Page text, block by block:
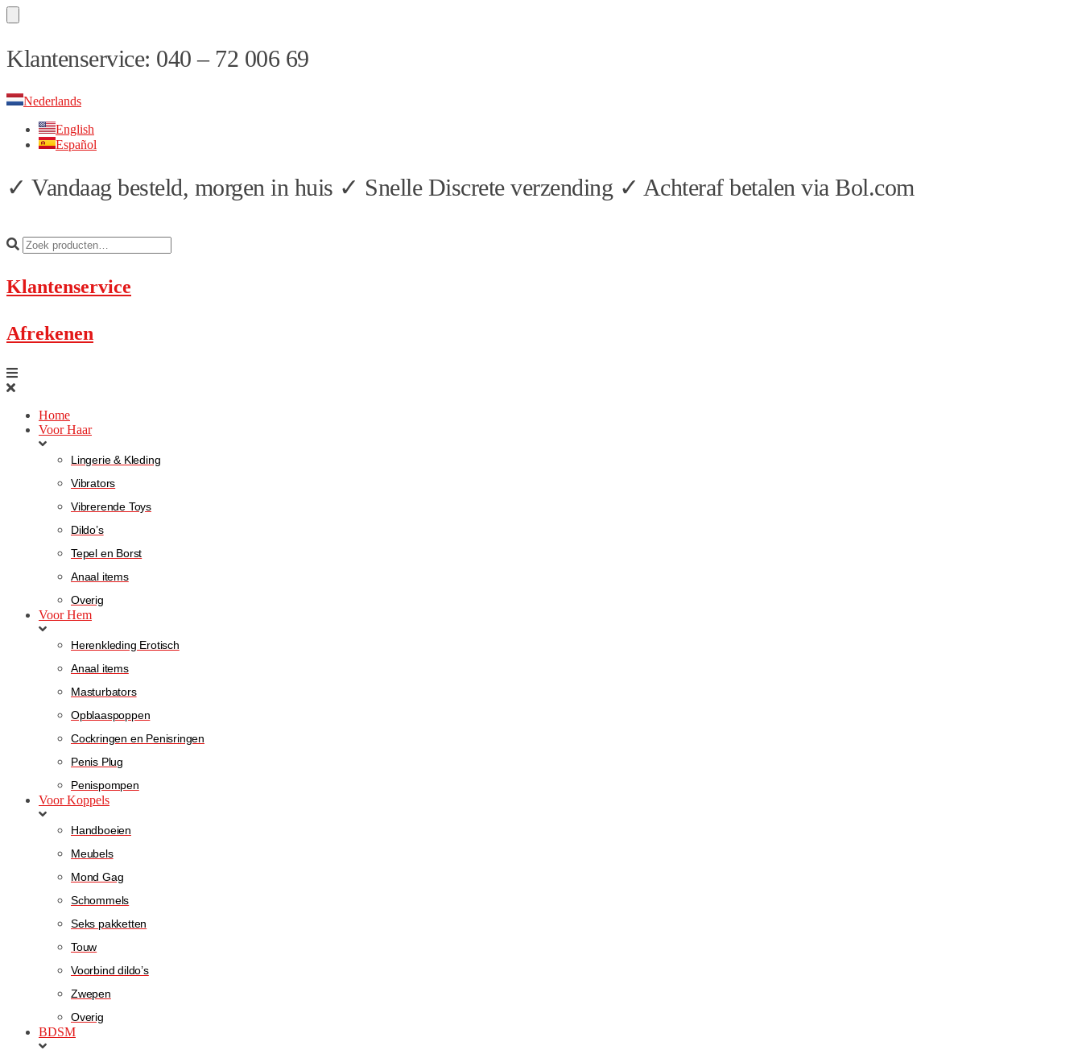
Skip
to
Skip
to
Klantenservice: 040 – 72 006 69
Nederlands
English
Español
✓ Vandaag besteld, morgen in huis ✓ Snelle Discrete verzending ✓ Achteraf betalen via Bol.com
Klantenservice
Afrekenen
Home
Voor Haar
Lingerie & Kleding
Vibrators
Vibrerende Toys
Dildo’s
Tepel en Borst
Anaal items
Overig
Voor Hem
Herenkleding Erotisch
Anaal items
Masturbators
Opblaaspoppen
Cockringen en Penisringen
Penis Plug
Penispompen
Voor Koppels
Handboeien
Meubels
Mond Gag
Schommels
Seks pakketten
Touw
Voorbind dildo’s
Zwepen
Overig
BDSM